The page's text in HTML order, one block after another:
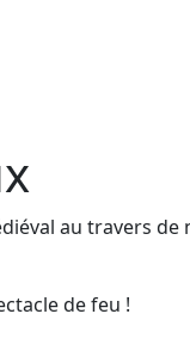
au travers
de feu !